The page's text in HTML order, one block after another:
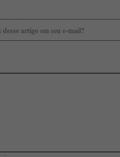
artigo em seu e-mail?